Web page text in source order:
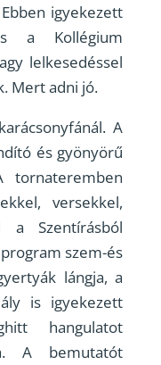
igyekezett
a Kollégium
lelkesedéssel
Mert adni jó.
A
és gyönyörű
tornateremben
versekkel,
a Szentírásból
szem-és
lángja, a
is igyekezett
hangulatot
A bemutatót